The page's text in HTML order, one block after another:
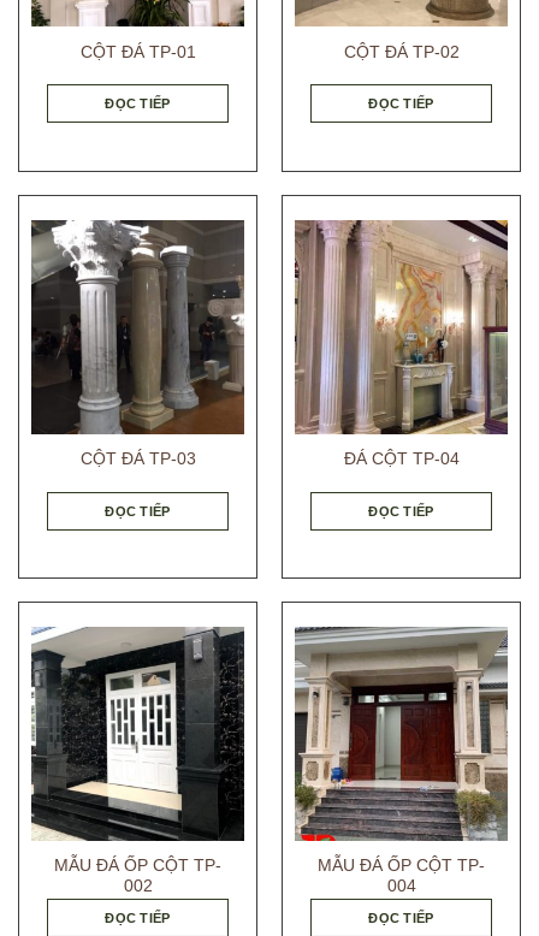
CỘT ĐÁ TP-01
ĐỌC TIẾP
CỘT ĐÁ TP-02
ĐỌC TIẾP
CỘT ĐÁ TP-03
ĐỌC TIẾP
ĐÁ CỘT TP-04
ĐỌC TIẾP
MẪU ĐÁ ỐP CỘT TP-
002
ĐỌC TIẾP
MẪU ĐÁ ỐP CỘT TP-
004
ĐỌC TIẾP